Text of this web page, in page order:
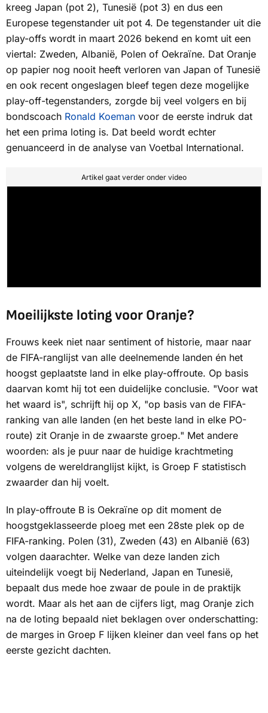
kreeg Japan (pot 2), Tunesië (pot 3) en dus een
Europese tegenstander uit pot 4. De tegenstander uit die
play-offs wordt in maart 2026 bekend en komt uit een
viertal: Zweden, Albanië, Polen of Oekraïne. Dat Oranje
op papier nog nooit heeft verloren van Japan of Tunesië
en ook recent ongeslagen bleef tegen deze mogelijke
play-off-tegenstanders, zorgde bij veel volgers en bij
bondscoach Ronald Koeman voor de eerste indruk dat
het een prima loting is. Dat beeld wordt echter
genuanceerd in de analyse van Voetbal International.
Artikel gaat verder onder video
Moeilijkste loting voor Oranje?
Frouws keek niet naar sentiment of historie, maar naar
de FIFA-ranglijst van alle deelnemende landen én het
hoogst geplaatste land in elke play-offroute. Op basis
daarvan komt hij tot een duidelijke conclusie. "Voor wat
het waard is", schrijft hij op X, "op basis van de FIFA-
ranking van alle landen (en het beste land in elke PO-
route) zit Oranje in de zwaarste groep." Met andere
woorden: als je puur naar de huidige krachtmeting
volgens de wereldranglijst kijkt, is Groep F statistisch
zwaarder dan hij voelt.
In play-offroute B is Oekraïne op dit moment de
hoogstgeklasseerde ploeg met een 28ste plek op de
FIFA-ranking. Polen (31), Zweden (43) en Albanië (63)
volgen daarachter. Welke van deze landen zich
uiteindelijk voegt bij Nederland, Japan en Tunesië,
bepaalt dus mede hoe zwaar de poule in de praktijk
wordt. Maar als het aan de cijfers ligt, mag Oranje zich
na de loting bepaald niet beklagen over onderschatting:
de marges in Groep F lijken kleiner dan veel fans op het
eerste gezicht dachten.